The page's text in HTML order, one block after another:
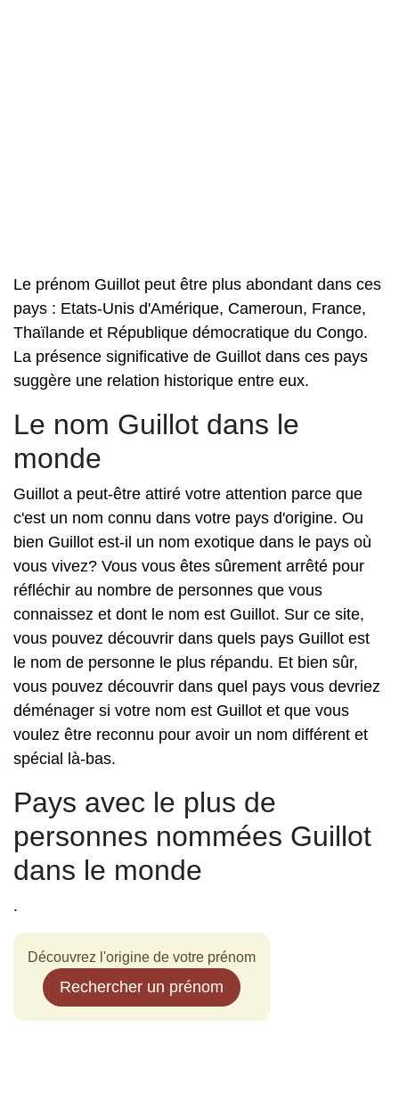
Le prénom Guillot peut être plus abondant dans ces
pays : Etats-Unis d'Amérique, Cameroun, France,
Thaïlande et République démocratique du Congo.
La présence significative de Guillot dans ces pays
suggère une relation historique entre eux.
Le nom Guillot dans le
monde
Guillot a peut-être attiré votre attention parce que
c'est un nom connu dans votre pays d'origine. Ou
bien Guillot est-il un nom exotique dans le pays où
vous vivez? Vous vous êtes sûrement arrêté pour
réfléchir au nombre de personnes que vous
connaissez et dont le nom est Guillot. Sur ce site,
vous pouvez découvrir dans quels pays Guillot est
le nom de personne le plus répandu. Et bien sûr,
vous pouvez découvrir dans quel pays vous devriez
déménager si votre nom est Guillot et que vous
voulez être reconnu pour avoir un nom différent et
spécial là-bas.
Pays avec le plus de
personnes nommées Guillot
dans le monde
.
Découvrez l'origine de votre prénom
Rechercher un prénom